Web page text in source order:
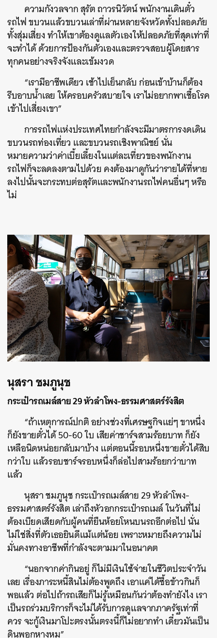
ความกังวลจาก สุรัต ถาวรนิวัตน์ พนักงานเดินตั๋ว
รถไฟ ขบวนแล้วขบวนเล่าที่ผ่านหลายจังหวัดทั้งปลอดภัย
ทั้งสุ่มเสี่ยง ทำให้เขาต้องดูแลตัวเองให้ปลอดภัยที่สุดเท่าที่
จะทำได้ ด้วยการป้องกันตัวเองและตรวจสอบผู้โดยสาร
ทุกคนอย่างจริงจังและเข้มงวด
“เรามีอาชีพเดียว เช้าไปเย็นกลับ ก่อนเข้าบ้านก็ต้อง
รีบอาบน้ำเลย ให้ครอบครัวสบายใจ เราไม่อยากพาเชื้อโรค
เข้าไปเสี่ยงเขา”
การรถไฟแห่งประเทศไทยกำลังจะมีมาตรการงดเดิน
ขบวนรถท่องเที่ยว และขบวนรถเชิงพาณิชย์ นั่น
หมายความว่าค่าเบี้ยเลี้ยงในแต่ละเที่ยวของพนักงาน
รถไฟก็จะลดลงตามไปด้วย คงต้องมาดูกันว่ารายได้ที่หาย
ลงไปนั้นจะกระทบต่อสุรัตและพนักงานรถไฟคนอื่นๆ หรือ
ไม่
นุสรา ชมภูนุช
กระเป๋ารถเมล์สาย 29 หัวลำโพง-ธรรมศาสตร์รังสิต
“ถ้าเหตุการณ์ปกติ อย่างช่วงที่เศรษฐกิจแย่ๆ ขาหนึ่ง
ก็ยังขายตั๋วได้ 50-60 ใบ เสียค่าชาร์จสามร้อยบาท ก็ยัง
เหลือนิดหน่อยกลับมาบ้าง แต่ตอนนี้รอบหนึ่งขายตั๋วได้สิบ
กว่าใบ แล้วรอบชาร์จรอบหนึ่งก็ล่อไปสามร้อยกว่าบาท
แล้ว
นุสรา ชมภูนุช กระเป๋ารถเมล์สาย 29 หัวลําโพง-
ธรรมศาสตร์รังสิต เล่าถึงหัวอกกระเป๋ารถเมล์ ในวันที่ไม่
ต้องเบียดเสียดกับผู้คนที่ยืนห้อยโหนบนรถอีกต่อไป นั่น
ไม่ใช่สิ่งที่ตัวเธอยินดีแม้แต่น้อย เพราะหมายถึงความไม่
มั่นคงทางอาชีพที่กำลังจะตามมาในอนาคต
“นอกจากค่ากินอยู่ ก็ไม่มีเงินใช้จ่ายในชีวิตประจำวัน
เลย เรื่องภาระหนี้สินไม่ต้องพูดถึง เอาแค่ได้ซื้อข้าวกินก็
พอแล้ว ต่อไปถ้ารถเสียก็ไม่รู้เหมือนกันว่าต้องทำยังไง เรา
เป็นรถร่วมบริการก็จะไม่ได้รับการดูแลจากภาครัฐเท่าที่
ควร จะกู้เงินมาโปะตรงนั้นตรงนี้ก็ไม่อยากทำ เดี๋ยวมันเป็น
ดินพอกหางหมู”
ค้นหา
SHARE